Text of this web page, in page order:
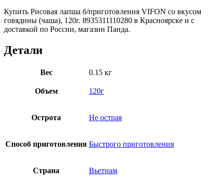
Купить Рисовая лапша б/приготовления VIFON со вкусом
говядины (чаша), 120г. 8935311110280 в Красноярске и с
доставкой по России, магазин Панда.
Детали
Вес 0.15 кг
Объем 120г
Острота Не острая
Способ приготовления Быстрого приготовления
Страна Вьетнам